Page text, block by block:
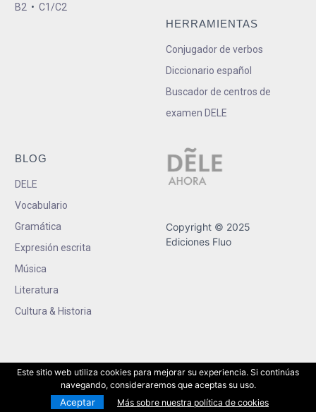
B2 • C1/C2
HERRAMIENTAS
Conjugador de verbos
Diccionario español
Buscador de centros de
examen DELE
BLOG
DELE
Vocabulario
Gramática
Expresión escrita
Música
Literatura
Cultura & Historia
Copyright © 2025
Ediciones Fluo
Este sitio web utiliza cookies para mejorar su experiencia. Si continúas
navegando, consideraremos que aceptas su uso.
Aceptar Más sobre nuestra política de cookies